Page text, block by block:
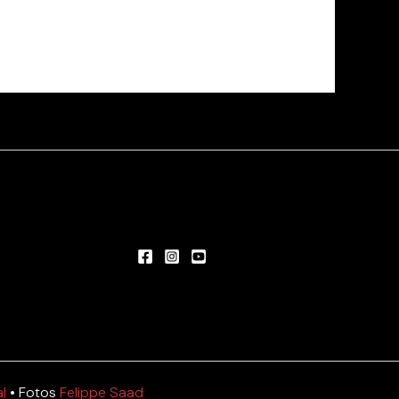
• Fotos Felippe Saad